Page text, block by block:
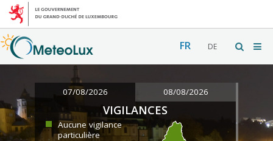
FR DE
07/08/2026 08/08/2026
VIGILANCES
Aucune vigilance
particulière